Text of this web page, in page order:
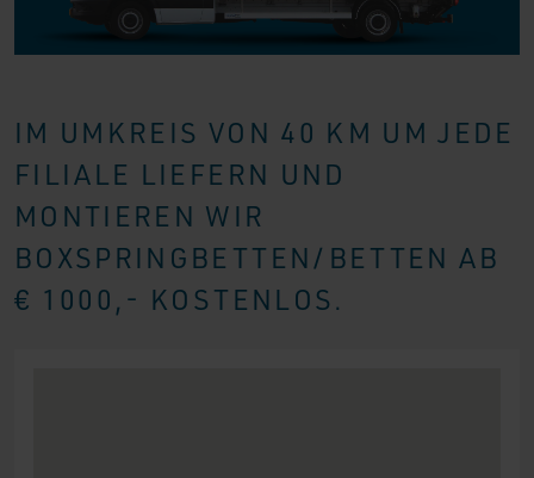
IM UMKREIS VON 40 KM UM JEDE
FILIALE LIEFERN UND
MONTIEREN WIR
BOXSPRINGBETTEN/BETTEN AB
€ 1000,- KOSTENLOS.